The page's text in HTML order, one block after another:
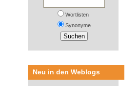
Wortlisten
Synonyme
Neu in den Weblogs